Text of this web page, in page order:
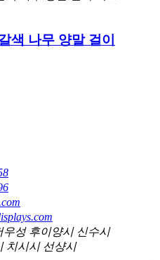
색 나무 양말 걸이
우성 후이양시 신수시
치시시 선샹시